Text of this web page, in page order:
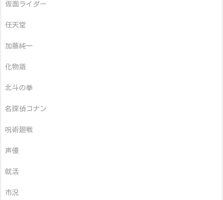
仮面ライダー
任天堂
加藤純一
化物語
北斗の拳
名探偵コナン
呪術廻戦
声優
就活
市況